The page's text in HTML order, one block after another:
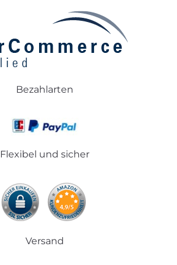
Bezahlarten
Flexibel und sicher
Versand